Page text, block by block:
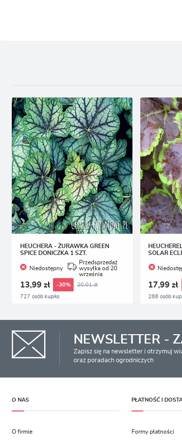
HEUCHERA - ŻURAWKA GREEN
SPICE DONICZKA 1 SZT.
Niedostępny
Przedsprzedaż
wysyłka od 20
września
13,99 zł -30% 20,01 zł
727 osób kupiło
SOLAR
17,99 zł
288 osób
NEWSLETTER -
Zapisz się na newsletter i otrzymuj
oraz poradach ogrodniczych
O NAS
O firmie
PŁATNOŚĆ I
Formy płatności